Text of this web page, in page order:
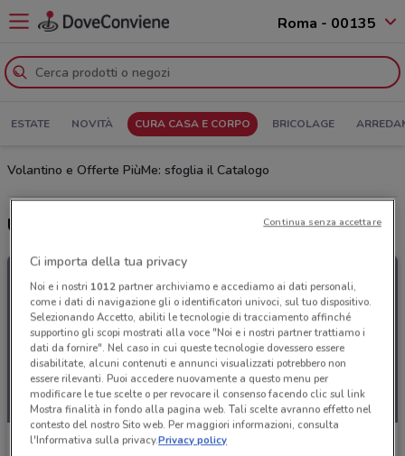
Roma - 00135
ESTATE NOVITÀ CURA CASA E CORPO BRICOLAGE
Volantino e Offerte PiùMe: sfoglia il Catalogo
Ultime offerte del volantino PiùMe
PiùMe
Ci importa della tua privacy
Noi e i nostri 1012partner archiviamo e accediamo ai dati personali,
come i dati di navigazione gli o identificatori univoci, sul tuo dispositivo.
Selezionando Accetto, abiliti le tecnologie di tracciamento affinché
supportino gli scopi mostrati alla voce "Noi e i nostri partner trattiamo i
dati da fornire". Nel caso in cui queste tecnologie dovessero essere
disabilitate, alcuni contenuti e annunci visualizzati potrebbero non
essere rilevanti. Puoi accedere nuovamente a questo menu per
modificare le tue scelte o per revocare il consenso facendo clic sul link
Mostra finalità in fondo alla pagina web. Tali scelte avranno effetto nel
contesto del nostro Sito web. Per maggiori informazioni, consulta
l'Informativa sulla privacy.Privacy policy
Continua senza accettare